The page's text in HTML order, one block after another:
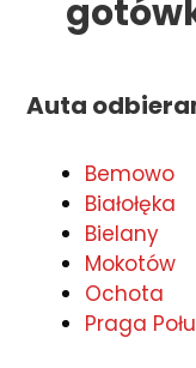
Auta
Bemowo
Białołęka
Bielany
Mokotów
Ochota
Praga